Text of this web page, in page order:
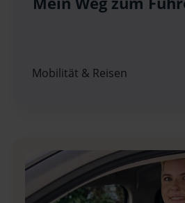
Mobilität & Reisen